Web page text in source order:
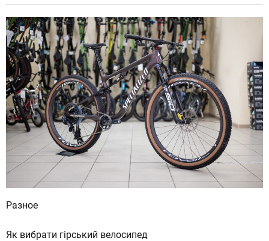
и
:
Разное
Як вибрати гірський велосипед